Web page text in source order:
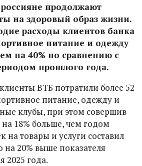
продолжают
на здоровый образ жизни.
расходы клиентов банка
питание и одежду
на 40% по сравнению с
прошлого года.
ВТБ потратили более 52
питание, одежду и
клубы, при этом совершив
18% больше, чем годом
на товары и услуги составил
на 20% выше показателя
2025 года.